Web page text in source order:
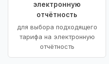
электронную
отчётность
для выбора подходящего
тарифа на электронную
отчётность